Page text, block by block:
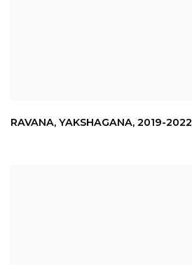
RAVANA, YAKSHAGANA, 2019-2022